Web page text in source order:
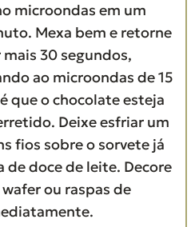
microondas em um
Mexa bem e retorne
30 segundos,
ao microondas de 15
que o chocolate esteja
Deixe esfriar um
fios sobre o sorvete já
de doce de leite. Decore
ou raspas de